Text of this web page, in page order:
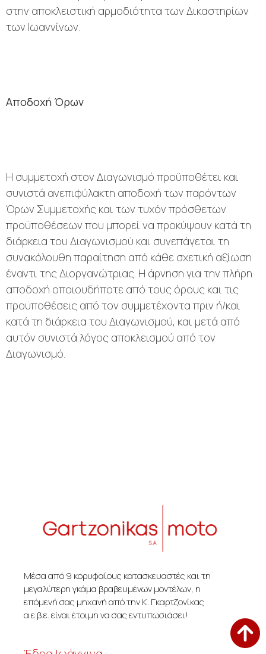
στην αποκλειστική αρμοδιότητα των Δικαστηρίων
των Ιωαννίνων.
Αποδοχή Όρων
Η συμμετοχή στον Διαγωνισμό προϋποθέτει και
συνιστά ανεπιφύλακτη αποδοχή των παρόντων
Όρων Συμμετοχής και των τυχόν πρόσθετων
προϋποθέσεων που μπορεί να προκύψουν κατά τη
διάρκεια του Διαγωνισμού και συνεπάγεται τη
συνακόλουθη παραίτηση από κάθε σχετική αξίωση
έναντι της Διοργανώτριας. Η άρνηση για την πλήρη
αποδοχή οποιουδήποτε από τους όρους και τις
προϋποθέσεις από τον συμμετέχοντα πριν ή/και
κατά τη διάρκεια του Διαγωνισμού, και μετά από
αυτόν συνιστά λόγος αποκλεισμού από τον
Διαγωνισμό.
Μέσα από 9 κορυφαίους κατασκευαστές και τη
μεγαλύτερη γκάμα βραβευμένων μοντέλων, η
επόμενή σας μηχανή από την Κ. Γκαρτζονίκας
α.ε.β.ε. είναι έτοιμη να σας εντυπωσιάσει!